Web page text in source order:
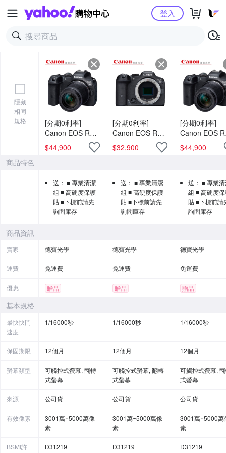
Yahoo購物中心登入
隱藏
相同
規格
[分期0利率]
Canon EOS R7 +
RF-S 18-150mm
KIT組 台灣佳能
$44,900
[分期0利率]
Canon EOS R7
單機身 台灣佳能
公司貨
$32,900
[分期0利率]
Canon EOS
RF-S 18-
KIT組 台灣佳
$44,900
商品特色
送： ■ 專業清潔
組 ■ 高硬度保護
貼 ■下標前請先
詢問庫存
送： ■ 專業清潔
組 ■ 高硬度保護
貼 ■下標前請先
詢問庫存
送： ■ 專業
組 ■ 高硬度
貼 ■下標前請
詢問庫存
商品資訊
賣家 德寶光學 德寶光學 德寶光學
運費 免運費 免運費 免運費
優惠 贈品 贈品 贈品
基本規格
最快快門
速度
1/16000秒 1/16000秒 1/16000秒
保固期限 12個月 12個月 12個月
螢幕類型
可觸控式螢幕, 翻轉
式螢幕
可觸控式螢幕, 翻轉
式螢幕
可觸控式螢幕,
式螢幕
來源 公司貨 公司貨 公司貨
有效像素
3001萬~5000萬像
素
3001萬~5000萬像
素
3001萬~5000萬
素
BSMI許
D31219 D31219 D31219